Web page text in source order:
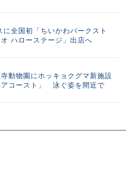
に全国初「ちいかわパークスト
ハローステージ」出店へ
寺動物園にホッキョクグマ新施設
アコースト」 泳ぐ姿を間近で